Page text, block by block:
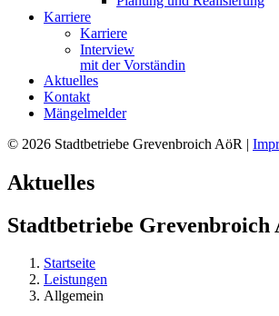
Karriere
Karriere
Interview
mit der Vorständin
Aktuelles
Kontakt
Mängelmelder
© 2026 Stadtbetriebe Grevenbroich AöR |
Aktuelles
Stadtbetriebe Grevenbroich
Startseite
Leistungen
Allgemein